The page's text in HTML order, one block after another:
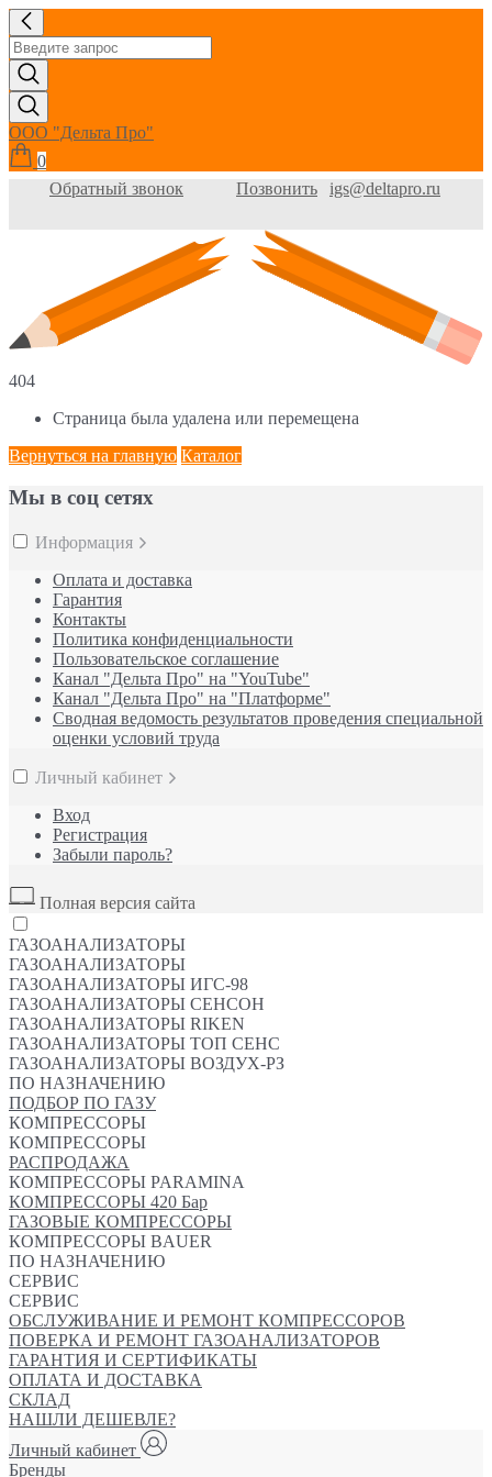
ООО "Дельта Про"
0
Обратный звонок
Позвонить igs@deltapro.ru
404
Страница была удалена или перемещена
Вернуться на главную Каталог
Мы в соц сетях
Информация
Оплата и доставка
Гарантия
Контакты
Политика конфиденциальности
Пользовательское соглашение
Канал "Дельта Про" на "YouTube"
Канал "Дельта Про" на "Платформе"
Сводная ведомость результатов проведения специальной
оценки условий труда
Личный кабинет
Вход
Регистрация
Забыли пароль?
Полная версия сайта
ГАЗОАНАЛИЗАТОРЫ
ГАЗОАНАЛИЗАТОРЫ
ГАЗОАНАЛИЗАТОРЫ ИГС-98
ГАЗОАНАЛИЗАТОРЫ СЕНСОН
ГАЗОАНАЛИЗАТОРЫ RIKEN
ГАЗОАНАЛИЗАТОРЫ ТОП СЕНС
ГАЗОАНАЛИЗАТОРЫ ВОЗДУХ-РЗ
ПО НАЗНАЧЕНИЮ
ПОДБОР ПО ГАЗУ
КОМПРЕССОРЫ
КОМПРЕССОРЫ
РАСПРОДАЖА
КОМПРЕССОРЫ PARAMINA
КОМПРЕССОРЫ 420 Бар
ГАЗОВЫЕ КОМПРЕССОРЫ
КОМПРЕССОРЫ BAUER
ПО НАЗНАЧЕНИЮ
СЕРВИС
СЕРВИС
ОБСЛУЖИВАНИЕ И РЕМОНТ КОМПРЕССОРОВ
ПОВЕРКА И РЕМОНТ ГАЗОАНАЛИЗАТОРОВ
ГАРАНТИЯ И СЕРТИФИКАТЫ
ОПЛАТА И ДОСТАВКА
СКЛАД
НАШЛИ ДЕШЕВЛЕ?
Личный кабинет
Бренды